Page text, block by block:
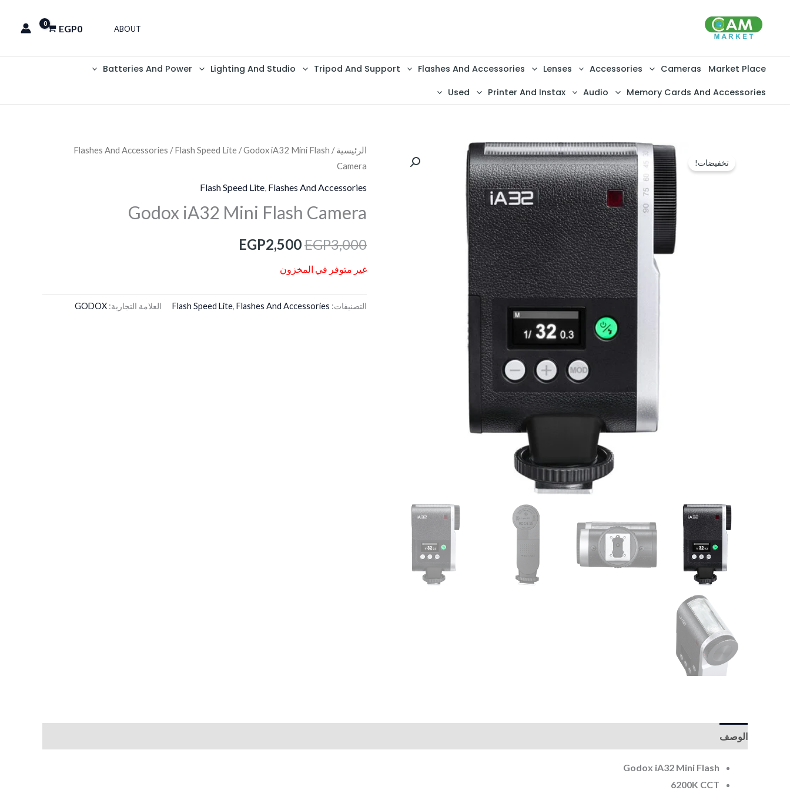
ABOUT
EGP0
Market Place
Cameras
Accessories
Lenses
Flashes And Accessories
Tripod And Support
Lighting And Studio
Batteries And Power
Memory Cards And Accessories
Audio
Printer And Instax
Used
تخفيضات!
الرئيسية/
Flashes And Accessories /Flash Speed Lite / Godox iA32 Mini Flash
Camera
Flash Speed Lite Flashes And Accessories
Godox iA32 Mini Flash Camera
EGP3,000
السعر
الأصلي
هو:
EGP2,500
السعر
الحالي
هو:
غير متوفر في المخزون
التصنيفات: Flash Speed Lite, Flashes And Accessories العلامة التجارية: GODOX
الوصف
Godox iA32 Mini Flash
6200K CCT